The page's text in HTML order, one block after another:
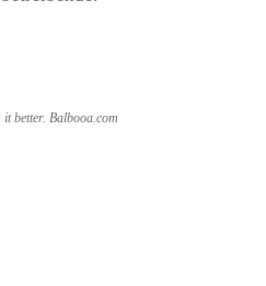
better. Balbooa.com